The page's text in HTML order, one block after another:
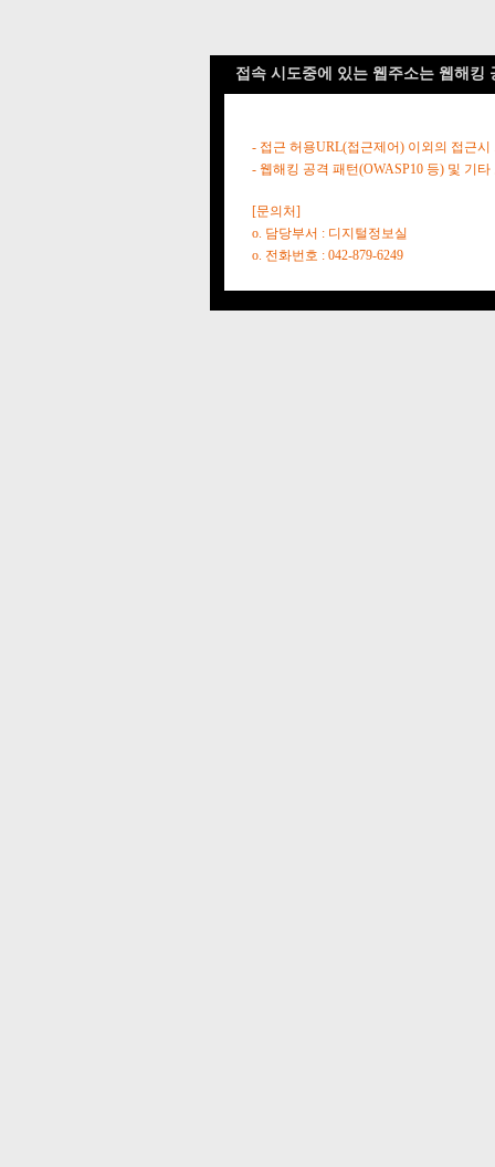
접속 시도중에 있는 웹주소는 웹해킹
- 접근 허용URL(접근제어) 이외의 접근시
- 웹해킹 공격 패턴(OWASP10 등) 및 기
[문의처]
o. 담당부서 : 디지털정보실
o. 전화번호 : 042-879-6249